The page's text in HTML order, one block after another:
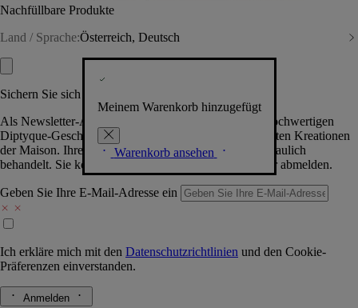
Nachfüllbare Produkte
Land / Sprache:Österreich, Deutsch
Meinem Warenkorb hinzugefügt
Warenkorb ansehen
Sichern Sie sich exklusive Vorteile
Als Newsletter-Abonnent.in erhalten Sie Zugang zu hochwertigen
Diptyque-Geschenken, Events & News über die neuesten Kreationen
der Maison. Ihre Daten werden selbstverständlich vertraulich
behandelt. Sie können sich jederzeit problemlos wieder abmelden.
Geben Sie Ihre E-Mail-Adresse ein
Ich erkläre mich mit den Datenschutzrichtlinien und den Cookie-
Präferenzen einverstanden.
Anmelden